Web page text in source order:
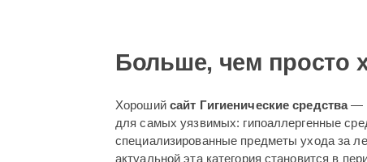
Больше, чем просто
Хороший сайт Гигиенические средства—
для самых уязвимых: гипоаллергенные
специализированные предметы ухода за
актуальной эта категория становится в